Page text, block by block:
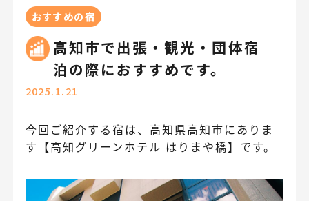
高知市で出張・観光・団体宿
泊の際におすすめです。
おすすめの宿
2025.1.21
今回ご紹介する宿は、高知県高知市にありま
す【高知グリーンホテル はりまや橋】です。